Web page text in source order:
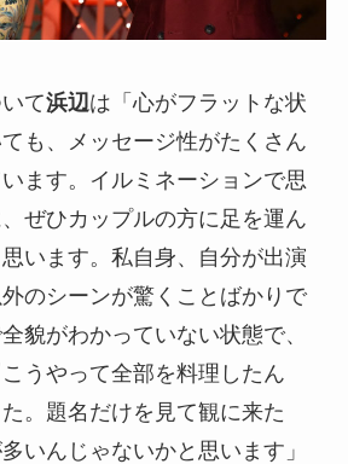
て浜辺は「心がフラットな状
も、メッセージ性がたくさん
ます。イルミネーションで思
ぜひカップルの方に足を運ん
います。私自身、自分が出演
のシーンが驚くことばかりで
貌がわかっていない状態で、
こうやって全部を料理したん
。題名だけを見て観に来た
いんじゃないかと思います」